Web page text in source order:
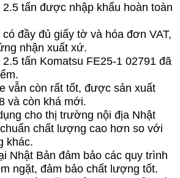
tấn được nhập khẩu hoàn toàn
đầy đủ giấy tờ và hóa đơn VAT,
nhận xuất xứ.
tấn Komatsu FE25-1 02791 đã
vẫn còn rất tốt, được sản xuất
và còn khá mới.
cho thị trường nội địa Nhật
chất lượng cao hơn so với
khác.
Nhật Bản đảm bảo các quy trình
ngặt, đảm bảo chất lượng tốt.